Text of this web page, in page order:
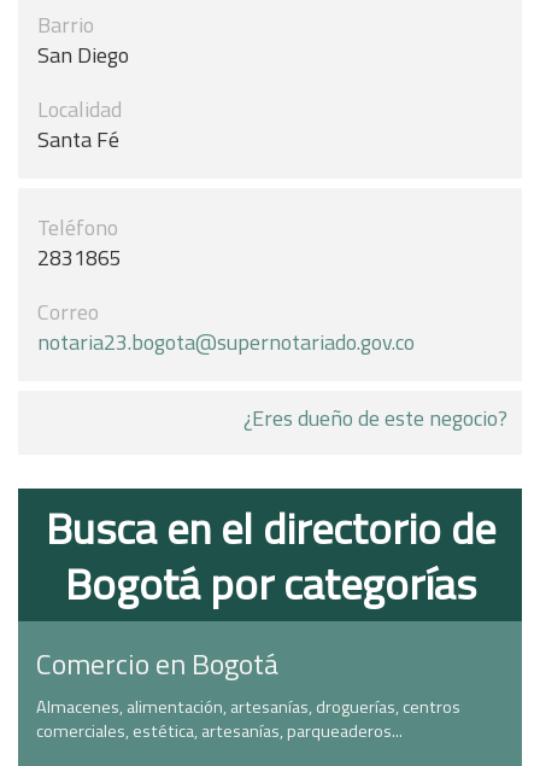
Barrio
San Diego
Localidad
Santa Fé
Teléfono
2831865
Correo
notaria23.bogota@supernotariado.gov.co
¿Eres dueño de este negocio?
Busca en el directorio de
Bogotá por categorías
Comercio en Bogotá
Almacenes, alimentación, artesanías, droguerías, centros
comerciales, estética, artesanías, parqueaderos...